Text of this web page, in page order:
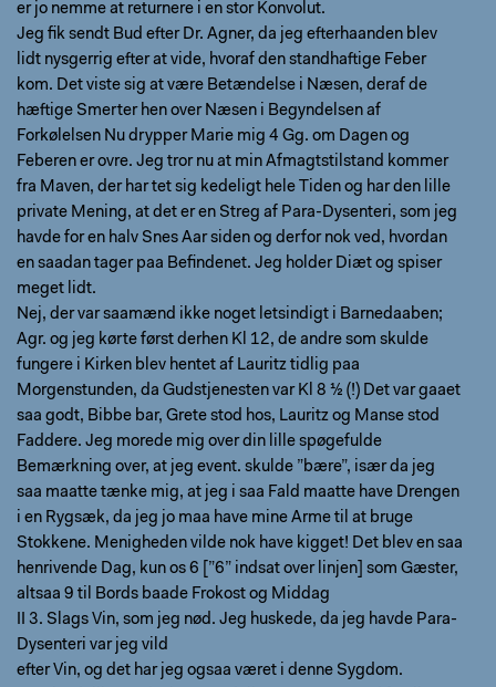
er jo nemme at returnere i en stor Konvolut.
Jeg fik sendt Bud efter Dr. Agner, da jeg efterhaanden blev
lidt nysgerrig efter at vide, hvoraf den standhaftige Feber
kom. Det viste sig at være Betændelse i Næsen, deraf de
hæftige Smerter hen over Næsen i Begyndelsen af
Forkølelsen Nu drypper Marie mig 4 Gg. om Dagen og
Feberen er ovre. Jeg tror nu at min Afmagtstilstand kommer
fra Maven, der har tet sig kedeligt hele Tiden og har den lille
private Mening, at det er en Streg af Para-Dysenteri, som jeg
havde for en halv Snes Aar siden og derfor nok ved, hvordan
en saadan tager paa Befindenet. Jeg holder Diæt og spiser
meget lidt.
Nej, der var saamænd ikke noget letsindigt i Barnedaaben;
Agr. og jeg kørte først derhen Kl 12, de andre som skulde
fungere i Kirken blev hentet af Lauritz tidlig paa
Morgenstunden, da Gudstjenesten var Kl 8 ½ (!) Det var gaaet
saa godt, Bibbe bar, Grete stod hos, Lauritz og Manse stod
Faddere. Jeg morede mig over din lille spøgefulde
Bemærkning over, at jeg event. skulde ”bære”, især da jeg
saa maatte tænke mig, at jeg i saa Fald maatte have Drengen
i en Rygsæk, da jeg jo maa have mine Arme til at bruge
Stokkene. Menigheden vilde nok have kigget! Det blev en saa
henrivende Dag, kun os 6 [”6” indsat over linjen] som Gæster,
altsaa 9 til Bords baade Frokost og Middag
II 3. Slags Vin, som jeg nød. Jeg huskede, da jeg havde Para-
Dysenteri var jeg vild
efter Vin, og det har jeg ogsaa været i denne Sygdom.